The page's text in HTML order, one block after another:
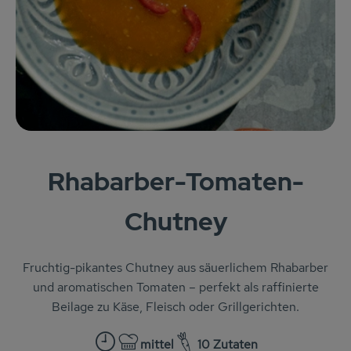
KARUSSELLE
Gutes aus Höhenberg
Einfach Bio
Obst & Gemüse
Kühlregal
Süßes & Snacks
Rhabarber-Tomaten-
Chutney
Fruchtig-pikantes Chutney aus säuerlichem Rhabarber
und aromatischen Tomaten – perfekt als raffinierte
Beilage zu Käse, Fleisch oder Grillgerichten.
mittel 10 Zutaten